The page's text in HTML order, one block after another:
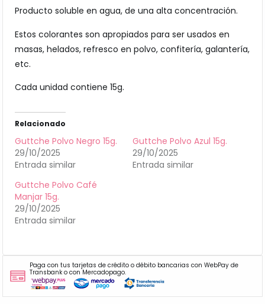
Producto soluble en agua, de una alta concentración.
Estos colorantes son apropiados para ser usados en
masas, helados, refresco en polvo, confitería, galantería,
etc.
Cada unidad contiene 15g.
Relacionado
Guttche Polvo Negro 15g.
29/10/2025
Entrada similar
Guttche Polvo Azul 15g.
29/10/2025
Entrada similar
Guttche Polvo Café
Manjar 15g.
29/10/2025
Entrada similar
Paga con tus tarjetas de crédito o débito bancarias con WebPay de
Transbank o con Mercadopago.